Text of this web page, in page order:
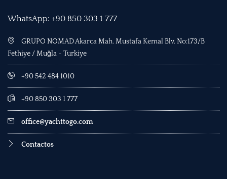
WhatsApp: +90 850 303 1 777
GRUPO NOMAD Akarca Mah. Mustafa Kemal Blv. No:173/B
Fethiye / Muğla - Turkiye
+90 542 484 1010
+90 850 303 1 777
office@yachttogo.com
Contactos